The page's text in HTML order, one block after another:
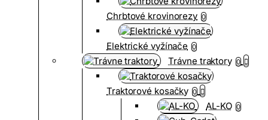
Chrbtové krovinorezy 0
Elektrické vyžínače 0
Trávne traktory 0
Traktorové kosačky 0
AL-KO 0